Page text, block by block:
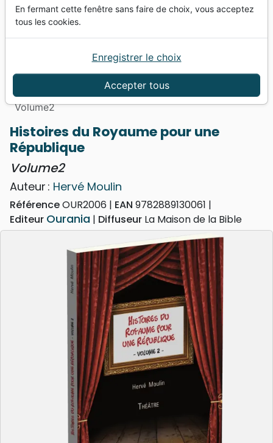
Vous ne pouvez pas créer de nouvelle commande
depuis votre pays (United States).
Evangelisation
Livres d'évangélisation
Histoires du Royaume pour une République -
Volume2
Histoires du Royaume pour une
République
Volume2
Auteur : Hervé Moulin
RéférenceOUR2006 EAN 9782889130061
Editeur Ourania Diffuseur La Maison de la Bible
En fermant cette fenêtre sans faire de choix, vous acceptez
tous les cookies.
Accepter tous
Enregistrer le choix